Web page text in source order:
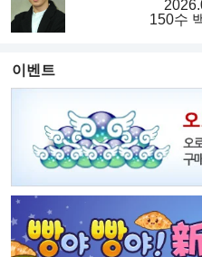
150수
이벤트